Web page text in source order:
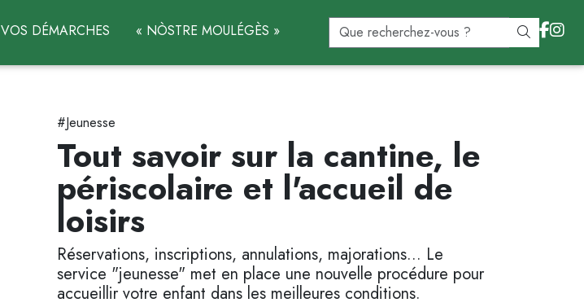
VOS DÉMARCHES « NÒSTRE MOULÉGÈS »
#Jeunesse
Tout savoir sur la cantine, le
périscolaire et l'accueil de
loisirs
Réservations, inscriptions, annulations, majorations... Le
service "jeunesse" met en place une nouvelle procédure pour
accueillir votre enfant dans les meilleures conditions.